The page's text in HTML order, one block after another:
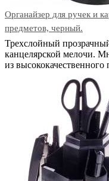
Органайзер для ручек и
предметов, черный.
Трехслойный
канцелярской мелочи.
из